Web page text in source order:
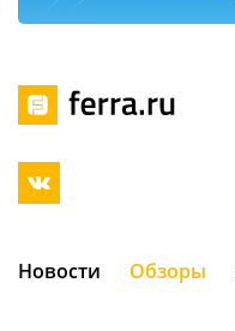
Новости Обзоры